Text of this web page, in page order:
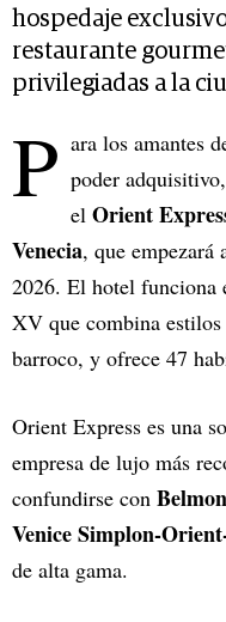
hospedaje
restaurante
privilegiadas a la
P ara los amantes
poder
el Orient
Venecia, que empezará
2026. El hotel funciona
XV que combina
barroco, y ofrece 47
Orient Express es una
empresa de lujo más
confundirse con
Venice Simplon-
de alta gama.